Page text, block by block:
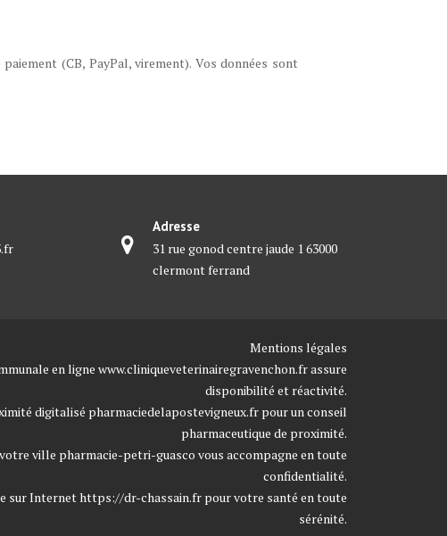
(CB, PayPal, virement). Vos données sont
Adresse
31 rue gonod centre jaude 1 63000
clermont ferrand
Mentions légales
en ligne www.cliniqueveterinairegravenchon.frassure
disponibilité et réactivité.
digitalisé pharmaciedelapostevigneux.fr pour un conseil
pharmaceutique de proximité.
ville pharmacie-petri-guasco vous accompagne en toute
confidentialité.
sur Internethttps://dr-chassain.fr pour votre santé en toute
sérénité.